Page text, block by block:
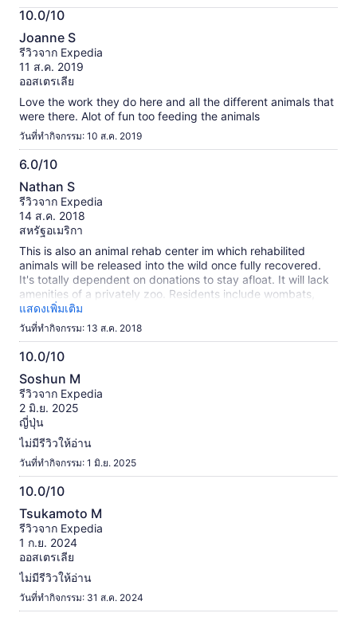
กิจกรรม
นี้
ข้อมูล
เพิ่ม
เติม
เกี่ยว
รีวิว
ที่
ได้
รับ
การ
ตรวจ
สอบ
แล้ว
10.0/10
10.0
จาก
10
Joanne S
รีวิวจาก Expedia
11 ส.ค. 2019
ออสเตรเลีย
Love the work they do here and all the different animals that
were there. Alot of fun too feeding the animals
วันที่ทำกิจกรรม: 10 ส.ค. 2019
6.0/10
6.0
จาก
10
Nathan S
รีวิวจาก Expedia
14 ส.ค. 2018
สหรัฐอเมริกา
This is also an animal rehab center im which rehabilited
animals will be released into the wild once fully recovered.
It's totally dependent on donations to stay afloat. It will lack
amenities of a privately zoo. Residents include wombats,
Tasmanian Devils, kangaroos, emus, possums, koalas,
paracheets, lorikeets, blue tongue lizards, and kuckabara
แสดงเพิ่มเติม
วันที่ทำกิจกรรม: 13 ส.ค. 2018
10.0/10
10.0
จาก
10
Soshun M
รีวิวจาก Expedia
2 มิ.ย. 2025
ญี่ปุ่น
ไม่มีรีวิวให้อ่าน
วันที่ทำกิจกรรม: 1 มิ.ย. 2025
10.0/10
10.0
จาก
10
Tsukamoto M
รีวิวจาก Expedia
1 ก.ย. 2024
ออสเตรเลีย
ไม่มีรีวิวให้อ่าน
วันที่ทำกิจกรรม: 31 ส.ค. 2024